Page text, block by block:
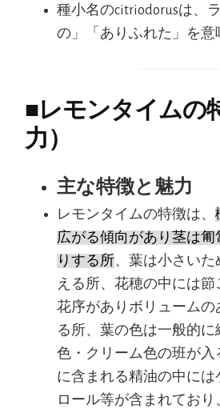
種小名のcitriodorusは、
の」「ありふれた」を意
■レモンタイムの
力）
主な特徴と魅力
レモンタイムの特徴は、
広がる傾向があり茎は匍
りする所、葉は小さい
える所、花穂の中には
花序がありボリュームの
る所、葉の色は一般的
色・クリーム色の班が入
に含まれる精油の中には
ロール等が含まれてお